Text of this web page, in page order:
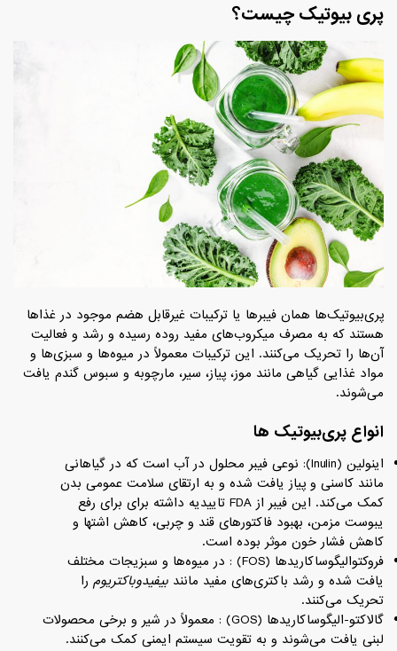
پری بیوتیک چیست؟
پری‌بیوتیک‌ها همان فیبرها یا ترکیبات غیرقابل هضم موجود در غذاها
هستند که به مصرف میکروب‌های مفید روده رسیده و رشد و فعالیت
آن‌ها را تحریک می‌کنند. این ترکیبات معمولاً در میوه‌ها و سبزی‌ها و
مواد غذایی گیاهی مانند موز، پیاز، سیر، مارچوبه و سبوس گندم یافت
می‌شوند.
انواع پری‌بیوتیک‌ ها
اینولین (Inulin): نوعی فیبر محلول در آب است که در گیاهانی
مانند کاسنی و پیاز یافت شده و به ارتقای سلامت عمومی بدن
کمک می‌کند. این فیبر از FDA تاییدیه داشته برای برای رفع
یبوست مزمن، بهبود فاکتورهای قند و چربی، کاهش اشتها و
کاهش فشار خون موثر بوده است.
فروکتوالیگوساکاریدها (FOS) : در میوه‌ها و سبزیجات مختلف
یافت شده و رشد باکتری‌های مفید مانند بیفیدوباکتریوم را
تحریک می‌کنند.
گالاکتو-الیگوساکاریدها (GOS) : معمولاً در شیر و برخی محصولات
لبنی یافت می‌شوند و به تقویت سیستم ایمنی کمک می‌کنند.